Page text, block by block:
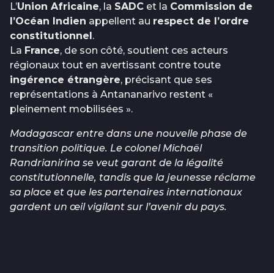
L’Union Africaine, la SADC et la Commission de
l’Océan Indien appellent au respect de l’ordre
constitutionnel.
La France, de son côté, soutient ces acteurs
régionaux tout en avertissant contre toute
ingérence étrangère, précisant que ses
représentations à Antananarivo restent «
pleinement mobilisées ».
Madagascar entre dans une nouvelle phase de
transition politique. Le colonel Michaël
Randrianirina se veut garant de la légalité
constitutionnelle, tandis que la jeunesse réclame
sa place et que les partenaires internationaux
gardent un œil vigilant sur l’avenir du pays.